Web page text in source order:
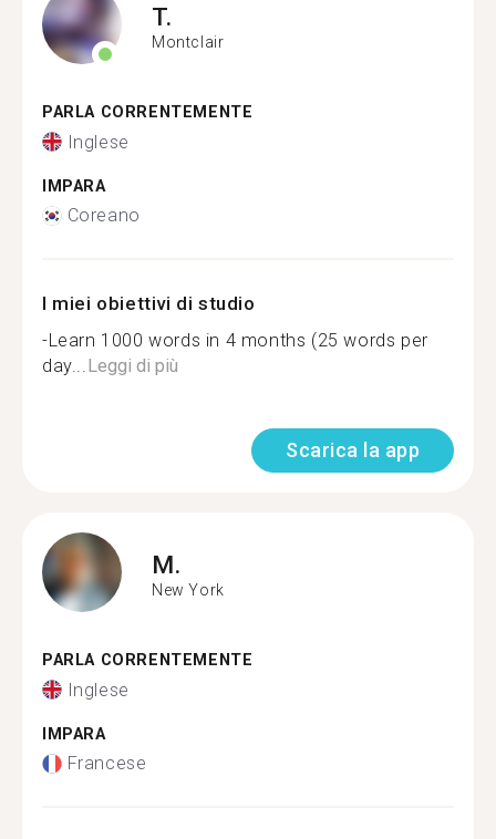
T.
Montclair
PARLA CORRENTEMENTE
Inglese
IMPARA
Coreano
I miei obiettivi di studio
-Learn 1000 words in 4 months (25 words per
day...Leggi di più
Scarica la app
M.
New York
PARLA CORRENTEMENTE
Inglese
IMPARA
Francese